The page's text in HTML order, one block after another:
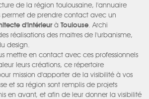
de la région toulousaine, l'annuaire
permet de prendre contact avec un
d'intérieurà Toulouse. Archi
réalisations des maitres de l'urbanisme,
design.
mettre en contact avec ces professionnels
leurs créations, ce répertoire
mission d'apporter de la visibilité à vos
et sa région sont remplis de projets
en avant, et afin de leur donner la visibilité